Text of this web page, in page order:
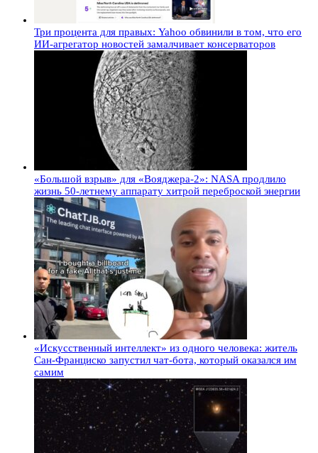
Три процента для правых: Yahoo обвинили в том, что его
ИИ-агрегатор новостей замалчивает консерваторов
«Большой взрыв» для «Вояджера-2»: NASA продлило
жизнь 50-летнему аппарату хитрой переброской энергии
«Искусственный интеллект» из одного человека: житель
Сан-Франциско запустил чат-бота, который оказался им
самим